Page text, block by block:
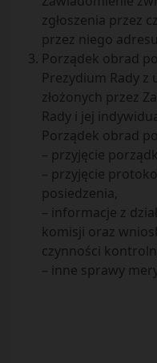
zgłoszenia przez
przez niego
Porządek obrad
Prezydium Rady
złożonych przez
Rady i jej
Porządek obrad
– przyjęcie
– przyjęcie
posiedzenia,
– informacje z
komisji oraz
czynności
– inne sprawy